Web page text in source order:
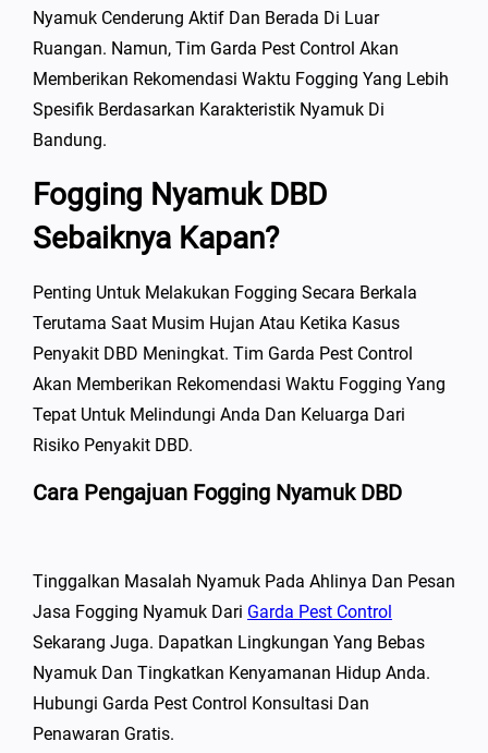
Nyamuk Cenderung Aktif Dan Berada Di Luar
Ruangan. Namun, Tim Garda Pest Control Akan
Memberikan Rekomendasi Waktu Fogging Yang Lebih
Spesifik Berdasarkan Karakteristik Nyamuk Di
Bandung.
Fogging Nyamuk DBD
Sebaiknya Kapan?
Penting Untuk Melakukan Fogging Secara Berkala
Terutama Saat Musim Hujan Atau Ketika Kasus
Penyakit DBD Meningkat. Tim Garda Pest Control
Akan Memberikan Rekomendasi Waktu Fogging Yang
Tepat Untuk Melindungi Anda Dan Keluarga Dari
Risiko Penyakit DBD.
Cara Pengajuan Fogging Nyamuk DBD
Tinggalkan Masalah Nyamuk Pada Ahlinya Dan Pesan
Jasa Fogging Nyamuk Dari Garda Pest Control
Sekarang Juga. Dapatkan Lingkungan Yang Bebas
Nyamuk Dan Tingkatkan Kenyamanan Hidup Anda.
Hubungi Garda Pest Control Konsultasi Dan
Penawaran Gratis.